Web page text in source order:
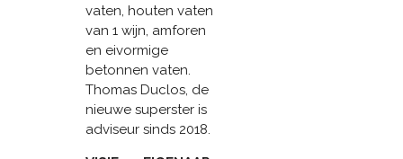
vaten, houten vaten
van 1 wijn, amforen
en eivormige
betonnen vaten.
Thomas Duclos, de
nieuwe superster is
adviseur sinds 2018.